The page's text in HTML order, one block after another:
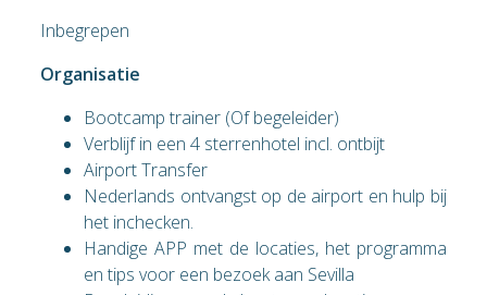
Inbegrepen
Organisatie
Bootcamp trainer (Of begeleider)
Verblijf in een 4 sterrenhotel incl. ontbijt
Airport Transfer
Nederlands ontvangst op de airport en hulp bij
het inchecken.
Handige APP met de locaties, het programma
en tips voor een bezoek aan Sevilla